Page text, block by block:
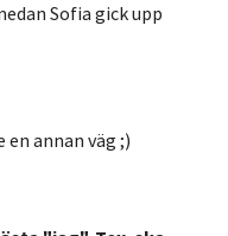
Sofia gick upp
annan väg ;)